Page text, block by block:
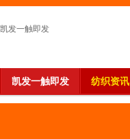
凯发一触即发
凯发一触即发 纺织资讯